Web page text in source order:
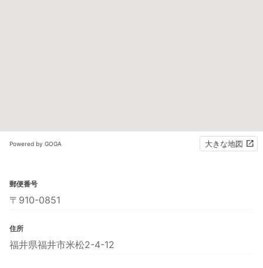
Powered by GOGA 大きな地図
郵便番号
〒910-0851
住所
福井県福井市米松2-4-12